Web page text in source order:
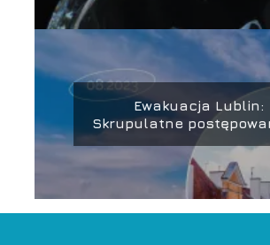
Ewakuacja Lublin:
Skrupulatne
obliczu zagrożenia